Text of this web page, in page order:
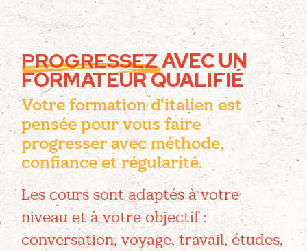
PROGRESSEZAVEC UN
FORMATEUR QUALIFIÉ
Votre formation d’italien est
pensée pour vous faire
progresser avec méthode,
confiance et régularité.
Les cours sont adaptés à votre
niveau et à votre objectif :
conversation, voyage, travail, études,